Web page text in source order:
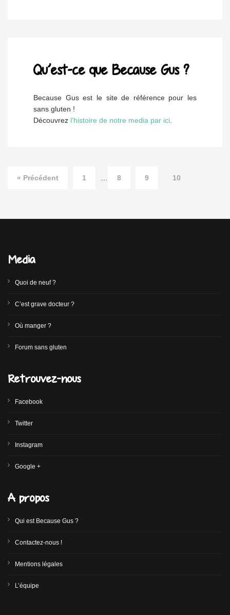
Qu’est-ce que Because Gus ?
Because Gus est le site de référence pour les
sans gluten !
Découvrez l'histoire de notre media par ici
« Précédent 1 8 9 10
Media
Quoi de neuf ?
C’est grave docteur ?
Où manger ?
Forum sans gluten
Retrouvez-nous
Facebook
Twitter
Instagram
Google +
A propos
Qui est Because Gus ?
Contactez-nous !
Mentions légales
L’équipe